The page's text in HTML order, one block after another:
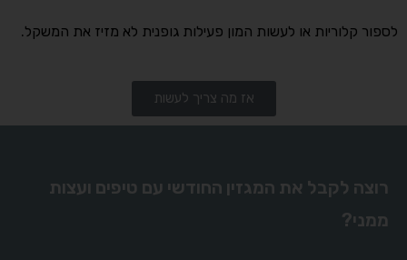
לספור קלוריות או לעשות המון פעילות גופנית לא מזיז את המשקל.
אז מה צריך לעשות
רוצה לקבל את המגזין החודשי עם טיפים ועצות
ממני?